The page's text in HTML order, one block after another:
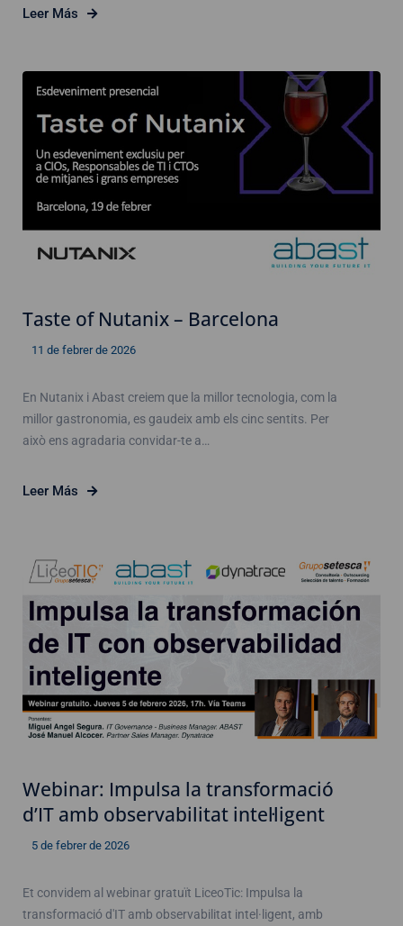
Leer Más
Taste of Nutanix – Barcelona
11 de febrer de 2026
En Nutanix i Abast creiem que la millor tecnologia, com la
millor gastronomia, es gaudeix amb els cinc sentits. Per
això ens agradaria convidar-te a…
Leer Más
Webinar: Impulsa la transformació
d’IT amb observabilitat intel·ligent
5 de febrer de 2026
Et convidem al webinar gratuït LiceoTic: Impulsa la
transformació d'IT amb observabilitat intel·ligent, amb